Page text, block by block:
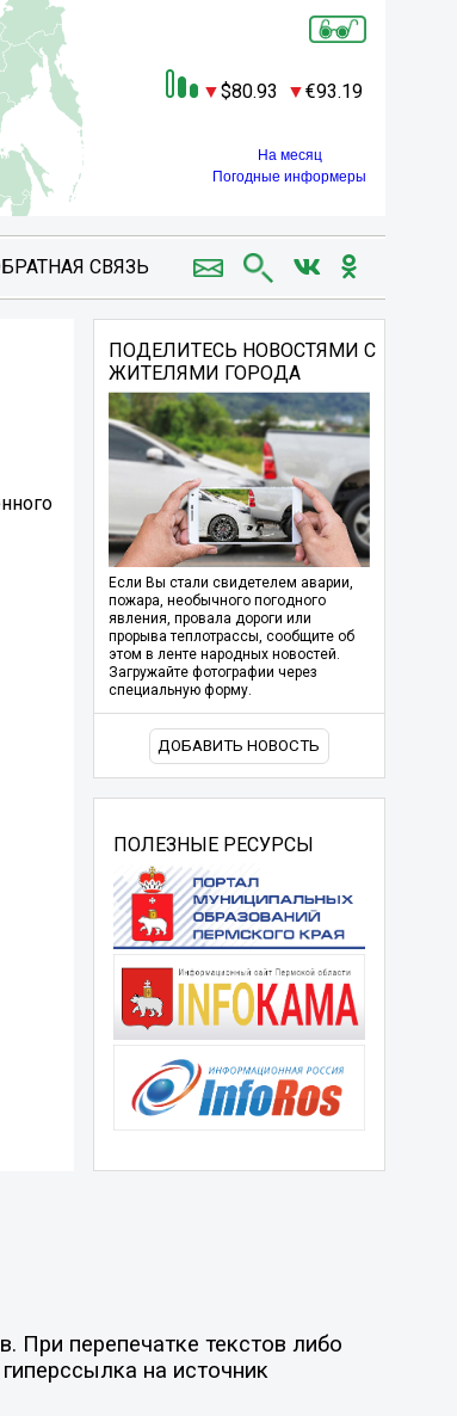
80.93 93.19
На месяц
Погодные информеры
СВЯЗЬ
ПОДЕЛИТЕСЬ НОВОСТЯМИ С
ЖИТЕЛЯМИ ГОРОДА
Если Вы стали свидетелем аварии,
пожара, необычного погодного
явления, провала дороги или
прорыва теплотрассы, сообщите об
этом в ленте народных новостей.
Загружайте фотографии через
специальную форму.
ДОБАВИТЬ НОВОСТЬ
ПОЛЕЗНЫЕ РЕСУРСЫ
При перепечатке текстов либо
на источник